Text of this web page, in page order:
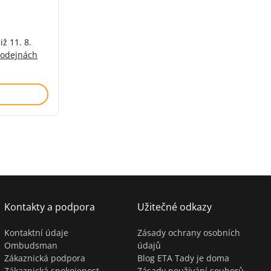
11. 8.
Kontakty a podpora
Kontaktní údaje
Ombudsman
Zákaznická podpora
Užitečné odkazy
Zásady ochrany osobních
údajů
Blog ETA Tady je doma